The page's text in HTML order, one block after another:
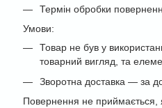
Термін обробки
Умови:
Товар не був у
товарний вигляд, та
Зворотна доставка — за
Повернення не приймається,